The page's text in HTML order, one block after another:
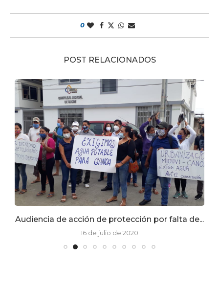
0
POST RELACIONADOS
Audiencia de acción de protección por falta de...
16 de julio de 2020